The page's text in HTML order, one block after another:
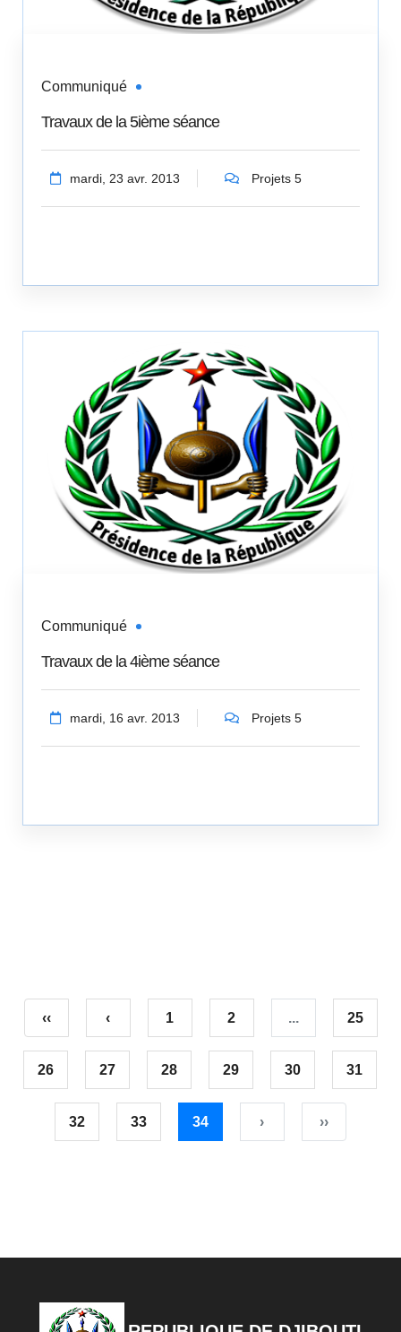
Communiqué
Travaux de la 5ième séance
mardi, 23 avr. 2013 Projets 5
Communiqué
Travaux de la 4ième séance
mardi, 16 avr. 2013 Projets 5
‹‹ ‹ 1 2 ... 25
26 27 28 29 30 31
32 33 34 › ››